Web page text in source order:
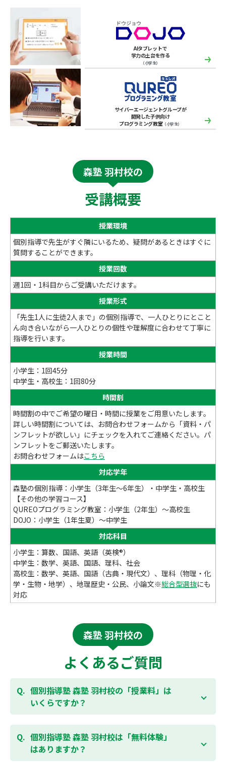
AIタブレットで
学力の土台を作る
（小学生）
サイバーエージェントグループが
開発した子供向け
プログラミング教室（小学生）
森塾 羽村校の
受講概要
授業環境
個別指導で先生がすぐ隣にいるため、疑問があるときはすぐに
質問することができます。
授業回数
週1回・1科目からご受講いただけます。
授業形式
「先生1人に生徒2人まで」の個別指導で、一人ひとりにとこと
ん向き合いながら一人ひとりの個性や理解度に合わせて丁寧に
指導を行います。
授業時間
小学生：1回45分
中学生・高校生：1回80分
時間割
時間割の中でご希望の曜日・時間に授業をご用意いたします。
詳しい時間割については、お問合わせフォームから「資料・パ
ンフレットが欲しい」にチェックを入れてご連絡ください。パ
ンフレットをご郵送いたします。
お問合わせフォームはこちら
対応学年
森塾の個別指導：小学生（3年生～6年生）・中学生・高校生
【その他の学習コース】
QUREOプログラミング教室：小学生（2年生）～高校生
DOJO：小学生（1年生夏）～中学生
対応科目
小学生：算数、国語、英語（英検®）
中学生：数学、英語、国語、理科、社会
高校生：数学、英語、国語（古典・現代文）、理科（物理・化
学・生物・地学）、地理歴史・公民、小論文※総合型選抜にも
対応
森塾 羽村校の
よくあるご質問
個別指導塾 森塾 羽村校の「授業料」は
いくらですか？
お子様の学年やご状況、校舎によって変わりますの
で、以下より、お気軽にお問合わせください。個別指
導塾 森塾の授業料は
よりお問合わせく
ださい。自動返信メールで【すぐ】にご確認いただけ
個別指導塾 森塾 羽村校は「無料体験」
はありますか？